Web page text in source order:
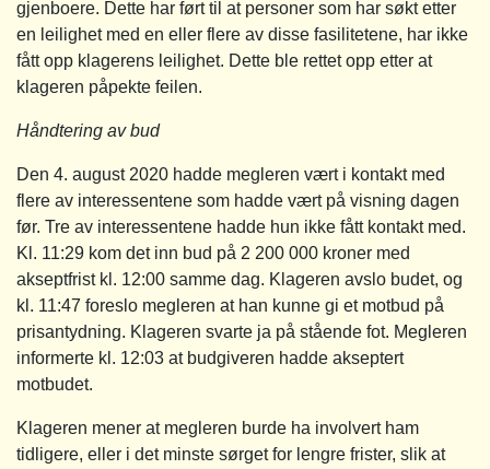
gjenboere. Dette har ført til at personer som har søkt etter
en leilighet med en eller flere av disse fasilitetene, har ikke
fått opp klagerens leilighet. Dette ble rettet opp etter at
klageren påpekte feilen.
Håndtering av bud
Den 4. august 2020 hadde megleren vært i kontakt med
flere av interessentene som hadde vært på visning dagen
før. Tre av interessentene hadde hun ikke fått kontakt med.
Kl. 11:29 kom det inn bud på 2 200 000 kroner med
akseptfrist kl. 12:00 samme dag. Klageren avslo budet, og
kl. 11:47 foreslo megleren at han kunne gi et motbud på
prisantydning. Klageren svarte ja på stående fot. Megleren
informerte kl. 12:03 at budgiveren hadde akseptert
motbudet.
Klageren mener at megleren burde ha involvert ham
tidligere, eller i det minste sørget for lengre frister, slik at